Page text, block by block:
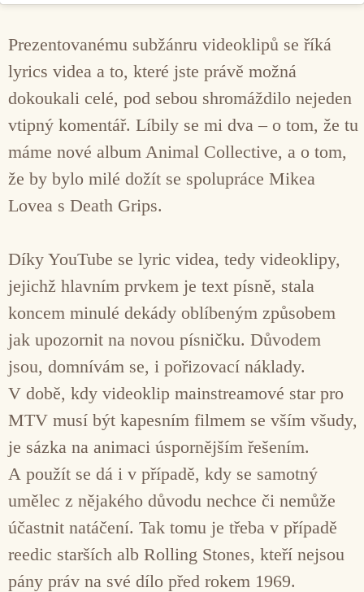
Prezentovanému subžánru videoklipů se říká
lyrics videa a to, které jste právě možná
dokoukali celé, pod sebou shromáždilo nejeden
vtipný komentář. Líbily se mi dva – o tom, že tu
máme nové album Animal Collective, a o tom,
že by bylo milé dožít se spolupráce Mikea
Lovea s Death Grips.
Díky YouTube se lyric videa, tedy videoklipy,
jejichž hlavním prvkem je text písně, stala
koncem minulé dekády oblíbeným způsobem
jak upozornit na novou písničku. Důvodem
jsou, domnívám se, i pořizovací náklady.
V době, kdy videoklip mainstreamové star pro
MTV musí být kapesním filmem se vším všudy,
je sázka na animaci úspornějším řešením.
A použít se dá i v případě, kdy se samotný
umělec z nějakého důvodu nechce či nemůže
účastnit natáčení. Tak tomu je třeba v případě
reedic starších alb Rolling Stones, kteří nejsou
pány práv na své dílo před rokem 1969.